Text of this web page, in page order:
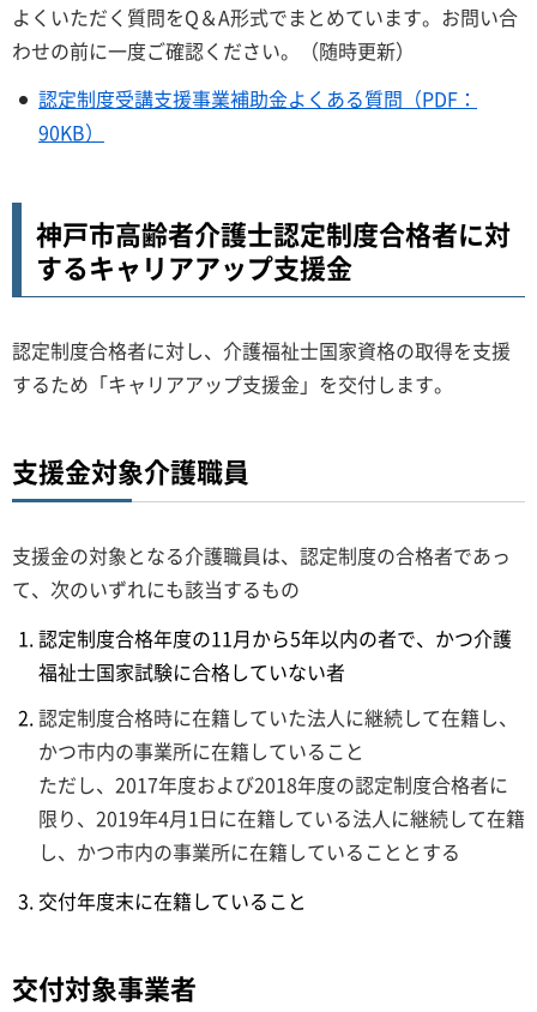
よくいただく質問をQ＆A形式でまとめています。お問い合
わせの前に一度ご確認ください。（随時更新）
認定制度受講支援事業補助金よくある質問（PDF：
90KB）
神戸市高齢者介護士認定制度合格者に対
するキャリアアップ支援金
認定制度合格者に対し、介護福祉士国家資格の取得を支援
するため「キャリアアップ支援金」を交付します。
支援金対象介護職員
支援金の対象となる介護職員は、認定制度の合格者であっ
て、次のいずれにも該当するもの
認定制度合格年度の11月から5年以内の者で、かつ介護
福祉士国家試験に合格していない者
認定制度合格時に在籍していた法人に継続して在籍し、
かつ市内の事業所に在籍していること
ただし、2017年度および2018年度の認定制度合格者に
限り、2019年4月1日に在籍している法人に継続して在籍
し、かつ市内の事業所に在籍していることとする
交付年度末に在籍していること
交付対象事業者